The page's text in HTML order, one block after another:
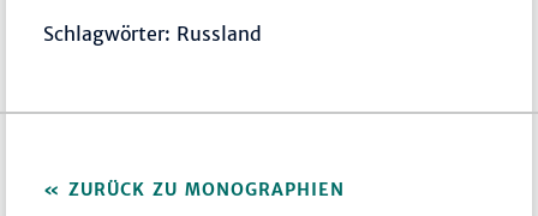
Schlagwörter: Russland
ZURÜCK ZU MONOGRAPHIEN